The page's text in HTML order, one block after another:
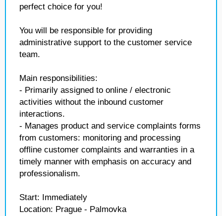
perfect choice for you!
You will be responsible for providing
administrative support to the customer service
team.
Main responsibilities:
- Primarily assigned to online / electronic
activities without the inbound customer
interactions.
- Manages product and service complaints forms
from customers: monitoring and processing
offline customer complaints and warranties in a
timely manner with emphasis on accuracy and
professionalism.
Start: Immediately
Location: Prague - Palmovka